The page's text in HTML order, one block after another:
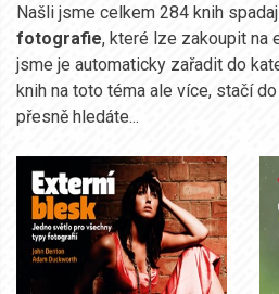
Našli jsme celkem 284 knih
fotografie, které lze zakoupit na
jsme je automaticky zařadit do
knih na toto téma ale více, stačí
přesně hledáte...